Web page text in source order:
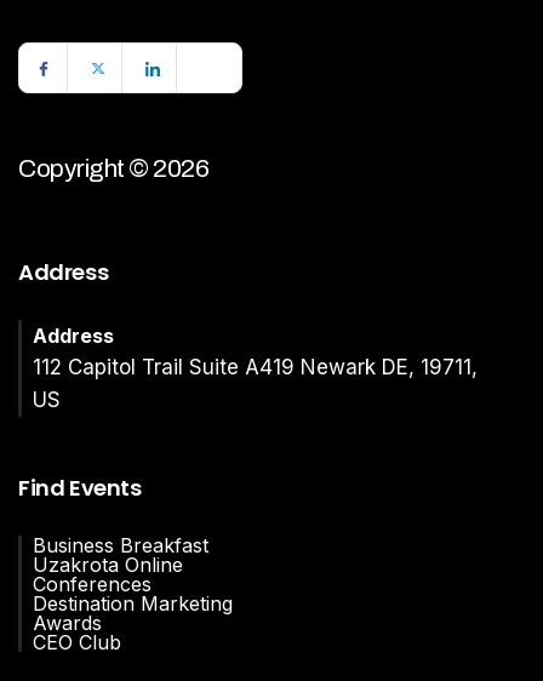
Copyright © 2026
Address
Address
112 Capitol Trail Suite A419 Newark DE, 19711,
US
Find Events
Business Breakfast
Uzakrota Online
Conferences
Destination Marketing
Awards
CEO Club